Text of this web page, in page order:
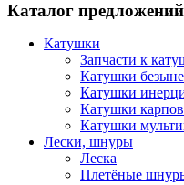
Каталог предложений
Катушки
Запчасти к
Катушки
Катушки
Катушки
Катушки
Лески, шнуры
Леска
Плетёные